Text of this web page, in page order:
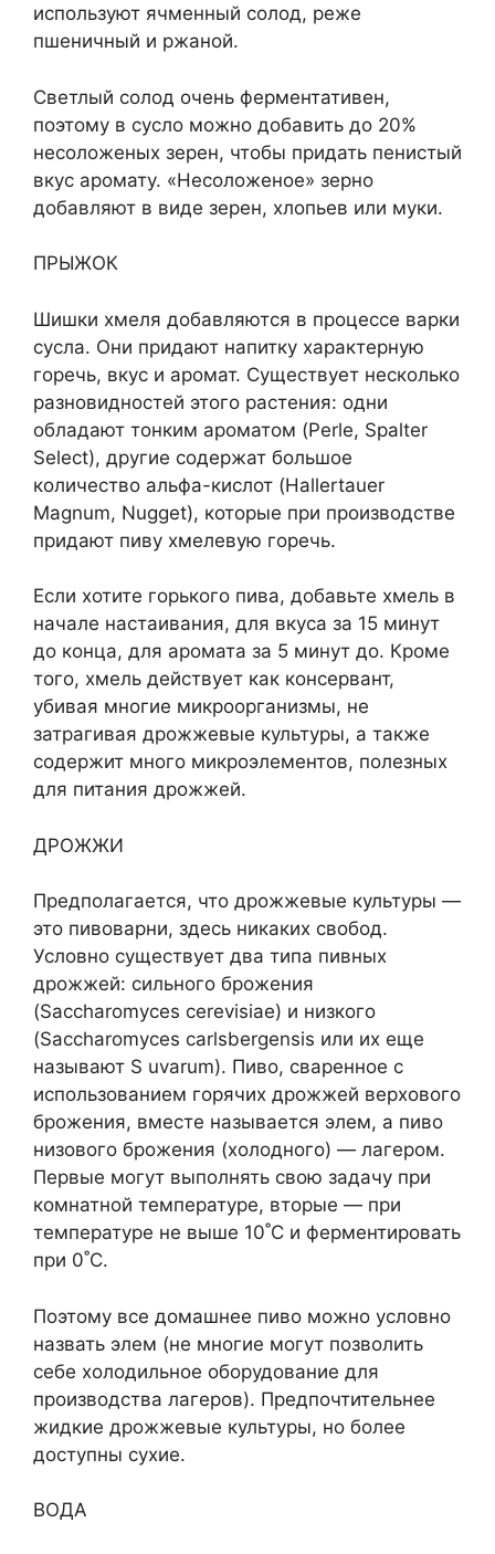
используют ячменный солод, реже
пшеничный и ржаной.
Светлый солод очень ферментативен,
поэтому в сусло можно добавить до 20%
несоложеных зерен, чтобы придать пенистый
вкус аромату. «Несоложеное» зерно
добавляют в виде зерен, хлопьев или муки.
ПРЫЖОК
Шишки хмеля добавляются в процессе варки
сусла. Они придают напитку характерную
горечь, вкус и аромат. Существует несколько
разновидностей этого растения: одни
обладают тонким ароматом (Perle, Spalter
Select), другие содержат большое
количество альфа-кислот (Hallertauer
Magnum, Nugget), которые при производстве
придают пиву хмелевую горечь.
Если хотите горького пива, добавьте хмель в
начале настаивания, для вкуса за 15 минут
до конца, для аромата за 5 минут до. Кроме
того, хмель действует как консервант,
убивая многие микроорганизмы, не
затрагивая дрожжевые культуры, а также
содержит много микроэлементов, полезных
для питания дрожжей.
ДРОЖЖИ
Предполагается, что дрожжевые культуры —
это пивоварни, здесь никаких свобод.
Условно существует два типа пивных
дрожжей: сильного брожения
(Saccharomyces cerevisiae) и низкого
(Saccharomyces carlsbergensis или их еще
называют S uvarum). Пиво, сваренное с
использованием горячих дрожжей верхового
брожения, вместе называется элем, а пиво
низового брожения (холодного) — лагером.
Первые могут выполнять свою задачу при
комнатной температуре, вторые — при
температуре не выше 10˚С и ферментировать
при 0˚С.
Поэтому все домашнее пиво можно условно
назвать элем (не многие могут позволить
себе холодильное оборудование для
производства лагеров). Предпочтительнее
жидкие дрожжевые культуры, но более
доступны сухие.
ВОДА